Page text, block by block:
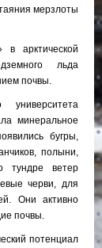
мерзлоты
в арктической
льда
почвы.
университета
минеральное
бугры,
полыни,
тундре ветер
черви, для
Они активно
почвы.
потенциал